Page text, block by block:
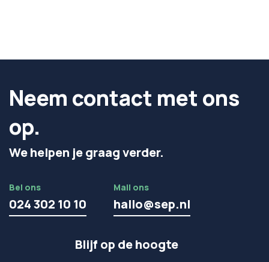
Neem contact met ons
op.
We helpen je graag verder.
Bel ons
024 302 10 10
Mail ons
hallo@sep.nl
Blijf op de hoogte